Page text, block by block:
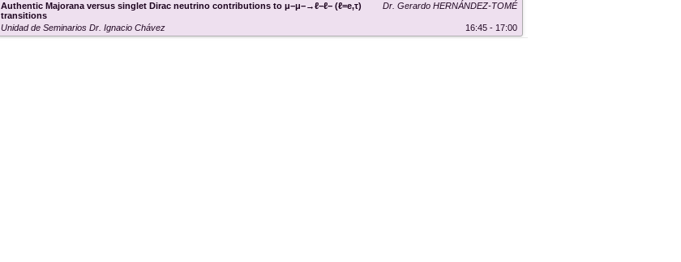
Dr. Gerardo HERNÁNDEZ-TOMÉ
Authentic Majorana versus singlet Dirac neutrino contributions to μ−μ−→ℓ−ℓ− (ℓ=e,τ)
transitions
16:45 - 17:00
Unidad de Seminarios Dr. Ignacio Chávez